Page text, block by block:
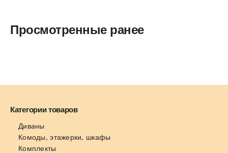
Просмотренные ранее
Категории товаров
Диваны
Комоды, этажерки, шкафы
Комплекты